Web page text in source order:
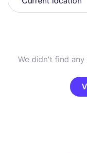
We didn't find